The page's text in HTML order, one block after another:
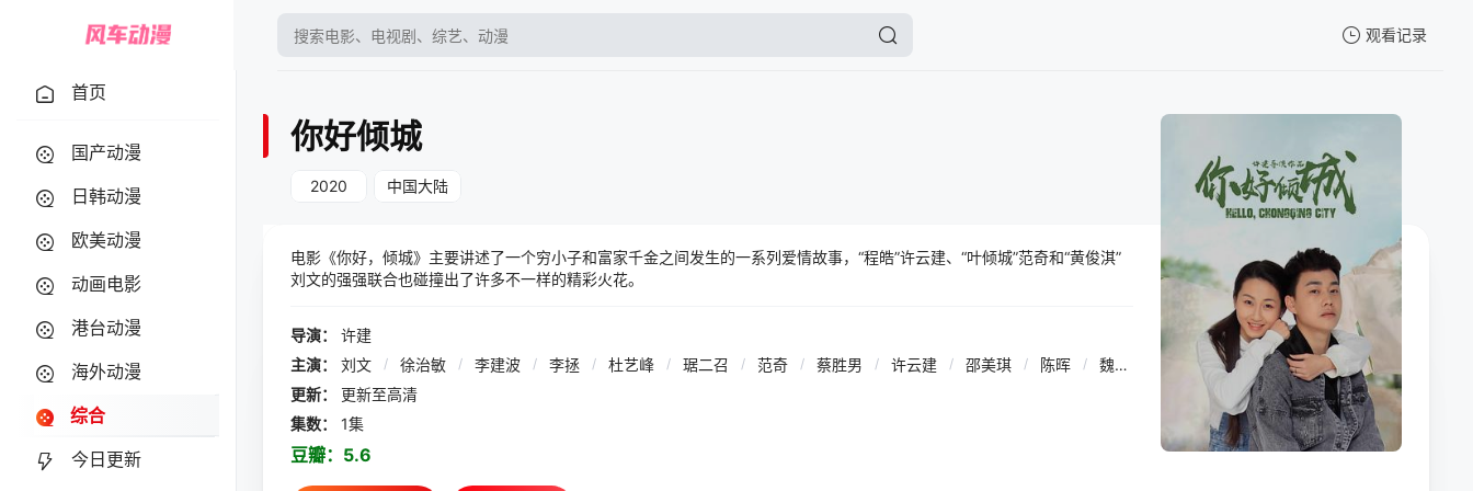
观看记录
暂无观看影片的记录
首页
国产动漫
日韩动漫
欧美动漫
动画电影
港台动漫
海外动漫
综合
今日更新
你好倾城
2020 中国大陆
电影《你好，倾城》主要讲述了一个穷小子和富家千金之间发生的一系列爱情故事，“程皓”许云建、“叶倾城”范奇和“黄俊淇”
刘文的强强联合也碰撞出了许多不一样的精彩火花。
导演：
许建
主演：
刘文 / 徐治敏 / 李建波 / 李拯 / 杜艺峰 / 琚二召 / 范奇 / 蔡胜男 / 许云建 / 邵美琪 / 陈晖 /
魏劲松
更新：
更新至高清
集数：
1集
豆瓣： 5.6